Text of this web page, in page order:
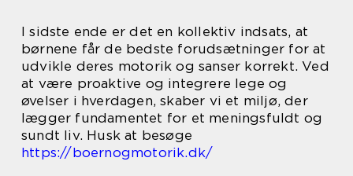
I sidste ende er det en kollektiv indsats, at
børnene får de bedste forudsætninger for at
udvikle deres motorik og sanser korrekt. Ved
at være proaktive og integrere lege og
øvelser i hverdagen, skaber vi et miljø, der
lægger fundamentet for et meningsfuldt og
sundt liv. Husk at besøge
https://boernogmotorik.dk/